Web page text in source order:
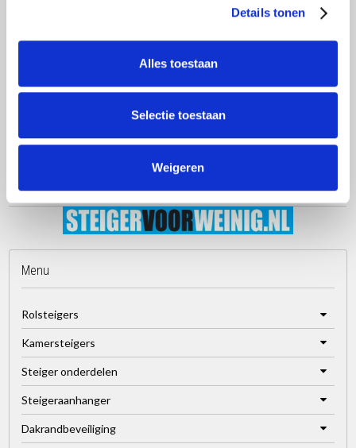
Details tonen
Alles toestaan
Selectie toestaan
Weigeren
* De afbeelding wijkt in het aantal sporten af van het geleverde
Menu
Rolsteigers
Kamersteigers
Steiger onderdelen
Steigeraanhanger
Dakrandbeveiliging